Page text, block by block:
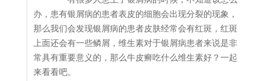
办，患有银屑病的患者表皮的细胞会出现分裂的现象，
那么我们会发现银屑病的患者皮肤经常会有红斑，红斑
上面还会有一些鳞屑，维生素对于银屑病患者来说是非
常具有重要意义的，那么牛皮癣吃什么维生素好？一起
来看看吧。